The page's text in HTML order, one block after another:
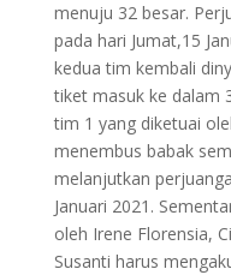
menuju 32 besar.
pada hari Jumat,15
kedua tim kembali
tiket masuk ke dalam
tim 1 yang diketuai
menembus babak
melanjutkan
Januari 2021.
oleh Irene Florensia,
Susanti harus